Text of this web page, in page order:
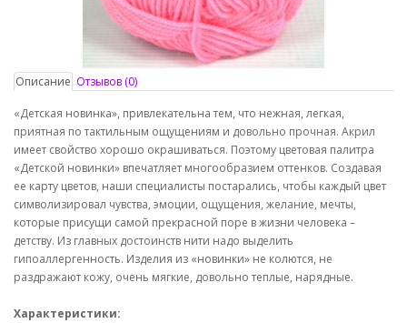
Описание Отзывов (0)
«Детская новинка», привлекательна тем, что нежная, легкая,
приятная по тактильным ощущениям и довольно прочная. Акрил
имеет свойство хорошо окрашиваться. Поэтому цветовая палитра
«Детской новинки» впечатляет многообразием оттенков. Создавая
ее карту цветов, наши специалисты постарались, чтобы каждый цвет
символизировал чувства, эмоции, ощущения, желание, мечты,
которые присущи самой прекрасной поре в жизни человека –
детству. Из главных достоинств нити надо выделить
гипоаллергенность. Изделия из «новинки» не колются, не
раздражают кожу, очень мягкие, довольно теплые, нарядные.
Характеристики: